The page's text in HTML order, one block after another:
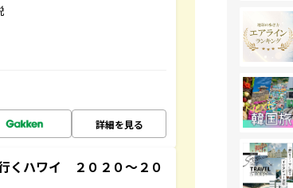
詳細を見る
ハワイ ２０２０～２０